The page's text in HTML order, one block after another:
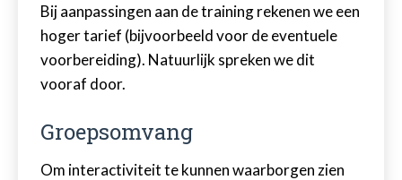
Bij aanpassingen aan de training rekenen we een
hoger tarief (bijvoorbeeld voor de eventuele
voorbereiding). Natuurlijk spreken we dit
vooraf door.
Groepsomvang
Om interactiviteit te kunnen waarborgen zien